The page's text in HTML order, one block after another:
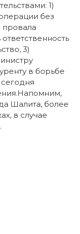
1)
без
провала
3)
в борьбе
сегодня
Шалита, более
в случае